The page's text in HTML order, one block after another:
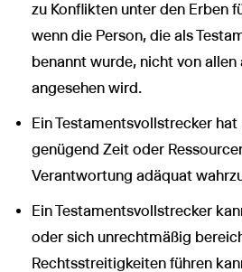
zu Konflikten unter den Erben
wenn die Person, die als
benannt wurde, nicht von allen
angesehen wird.
Ein Testamentsvollstrecker
genügend Zeit oder
Verantwortung adäquat
Ein Testamentsvollstrecker
oder sich unrechtmäßig
Rechtsstreitigkeiten führen